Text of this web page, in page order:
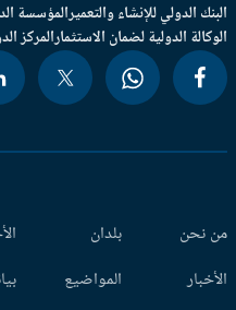
الدولي للإنشاء والتعميرالمؤسسة
الدولية لضمان الاستثمارالمركز
نحن
بلدان
المواضيع